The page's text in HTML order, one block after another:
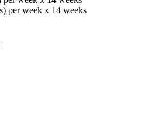
per week x 14 weeks